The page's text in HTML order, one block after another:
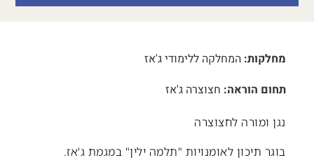
מחלקות: המחלקה ללימודי ג'אז
תחום הוראה: חצוצרה ג'אז
נגן ומורה לחצוצרה
בוגר תיכון לאומנויות "תלמה ילין" במגמת ג'אז.